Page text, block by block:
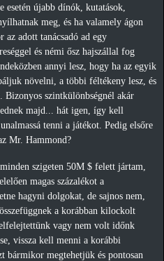
esetén újabb dínók, kutatások,
meg, és ha valamely ágon
adott tanácsadó ad egy
és némi ősz hajszállal fog
annyi lesz, hogy ha az egyik
növelni, a többi féltékeny lesz, és
Bizonyos szintkülönbségnél akár
majd... hát igen, így kell
tenni a játékot. Pedig elsőre
Mr. Hammond?
szigeten 50M $ felett jártam,
magas százalékot a
hagyni dolgokat, de sajnos nem,
a korábban kilockolt
vagy nem volt időnk
vissza kell menni a korábbi
bármikor megtehetjük és pontosan